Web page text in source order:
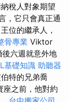
稅人對象期望
，它只會真正通
位的繼承人，
骨專業 Viktor
六週就意外地
基礎知識 助聽器
特的兄弟喬
座之前，他對約